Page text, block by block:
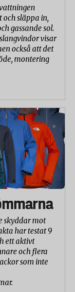
och släppa in,
gassande sol.
visar
också att det
montering
skyddar mot
har testat 9
ett aktivt
och flera
som inte